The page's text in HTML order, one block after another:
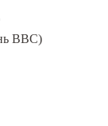
ВВС)